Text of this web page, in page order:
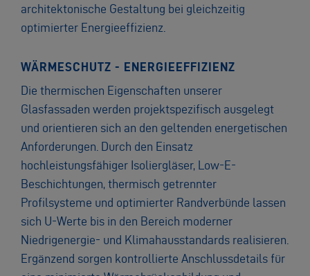
architektonische Gestaltung bei gleichzeitig
optimierter Energieeffizienz.
WÄRMESCHUTZ - ENERGIEEFFIZIENZ
Die thermischen Eigenschaften unserer
Glasfassaden werden projektspezifisch ausgelegt
und orientieren sich an den geltenden energetischen
Anforderungen. Durch den Einsatz
hochleistungsfähiger Isoliergläser, Low-E-
Beschichtungen, thermisch getrennter
Profilsysteme und optimierter Randverbünde lassen
sich U-Werte bis in den Bereich moderner
Niedrigenergie- und Klimahausstandards realisieren.
Ergänzend sorgen kontrollierte Anschlussdetails für